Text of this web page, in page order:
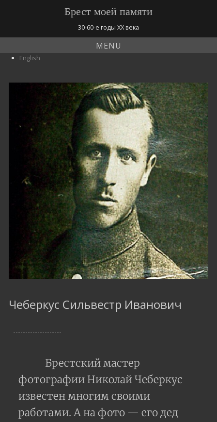
Брест моей памяти
30-60-е годы ХХ века
MENU
English
Чеберкус Сильвестр Иванович
Брестский мастер
фотографии Николай Чеберкус
известен многим своими
работами. А на фото — его дед